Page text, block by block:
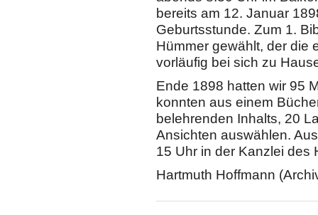
bereits am 12. Januar
Geburtsstunde. Zum 1.
Hümmer gewählt, der die
vorläufig bei sich zu
Ende 1898 hatten wir 95
konnten aus einem
belehrenden Inhalts, 20
Ansichten auswählen.
15 Uhr in der Kanzlei des
Hartmuth Hoffmann